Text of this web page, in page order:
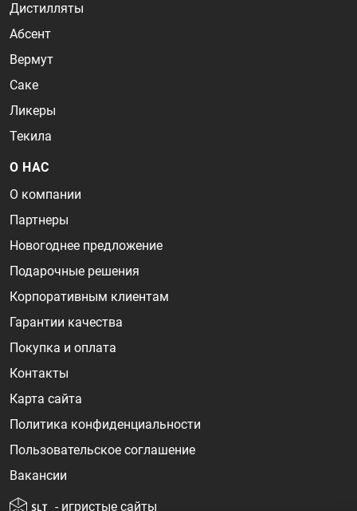
Дистилляты
Абсент
Вермут
Саке
Ликеры
Текила
О НАС
О компании
Партнеры
Новогоднее предложение
Подарочные решения
Корпоративным клиентам
Гарантии качества
Покупка и оплата
Контакты
Карта сайта
Политика конфиденциальности
Пользовательское соглашение
Вакансии
- игристые сайты